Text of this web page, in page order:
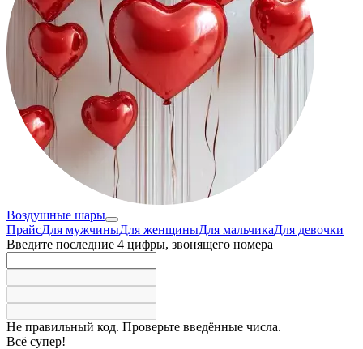
Воздушные шары
ПрайсДля мужчиныДля женщиныДля мальчикаДля девочки
Введите последние 4 цифры, звонящего номера
Не правильный код. Проверьте введённые числа.
Всё супер!